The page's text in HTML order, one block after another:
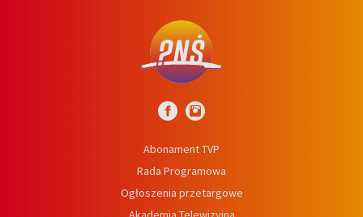
Abonament TVP
Rada Programowa
Ogłoszenia przetargowe